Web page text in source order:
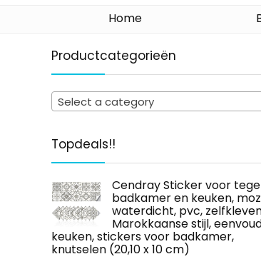
Home
Productcategorieën
Select a category
Topdeals!!
Cendray Sticker voor
badkamer en keuken,
waterdicht, pvc,
Marokkaanse stijl,
keuken, stickers voor badkamer,
knutselen (20,10 x 10 cm)